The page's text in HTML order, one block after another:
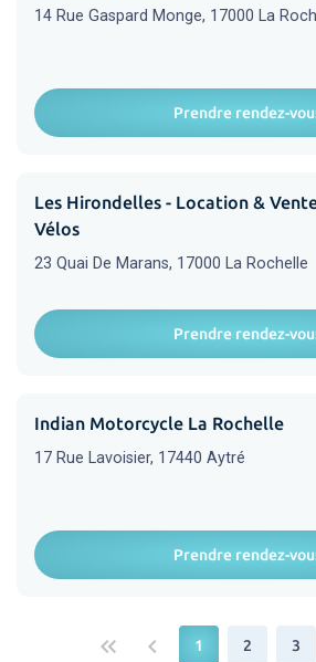
14 Rue Gaspard Monge, 17000 La
Prendre rendez-
Les Hirondelles - Location &
Vélos
23 Quai De Marans, 17000 La Rochelle
Prendre rendez-
Indian Motorcycle La Rochelle
17 Rue Lavoisier, 17440 Aytré
Prendre rendez-
keyboard_double_arrow_left keyboard_arrow_left 1 2 3